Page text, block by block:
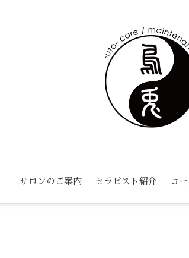
サロンのご案内 セラピスト紹介 コ